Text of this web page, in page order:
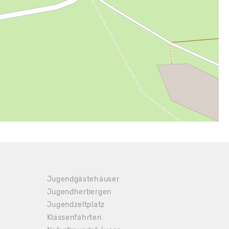
Jugendgästehäuser
Jugendherbergen
Jugendzeltplatz
Klassenfahrten